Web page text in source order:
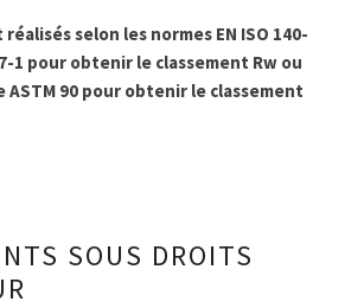
selon les normes EN ISO 140-
1 pour obtenir le classement Rw ou
ASTM 90 pour obtenir le classement
SOUS DROITS